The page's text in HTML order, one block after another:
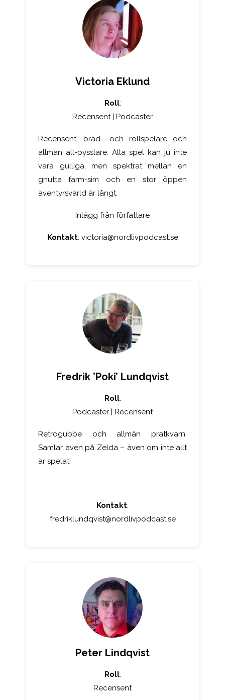
Victoria Eklund
Roll:
Recensent | Podcaster
Recensent, bräd- och rollspelare och
allmän all-pysslare. Alla spel kan ju inte
vara gulliga, men spektrat mellan en
gnutta farm-sim och en stor öppen
äventyrsvärld är långt.
Inlägg från författare
Kontakt: victoria@nordlivpodcast.se
Fredrik ’Poki’ Lundqvist
Roll:
Podcaster | Recensent
Retrogubbe och allmän pratkvarn.
Samlar även på Zelda – även om inte allt
är spelat!
Kontakt:
fredriklundqvist@nordlivpodcast.se
Peter Lindqvist
Roll:
Recensent